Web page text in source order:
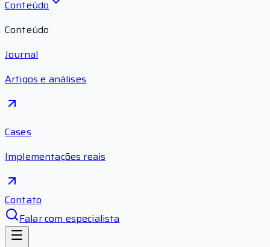
Conteúdo
Conteúdo
Journal
Artigos e análises
Cases
Implementações reais
Contato
Falar com especialista